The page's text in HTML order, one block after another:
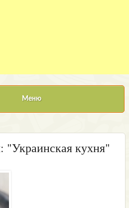
Меню
"Украинская кухня"